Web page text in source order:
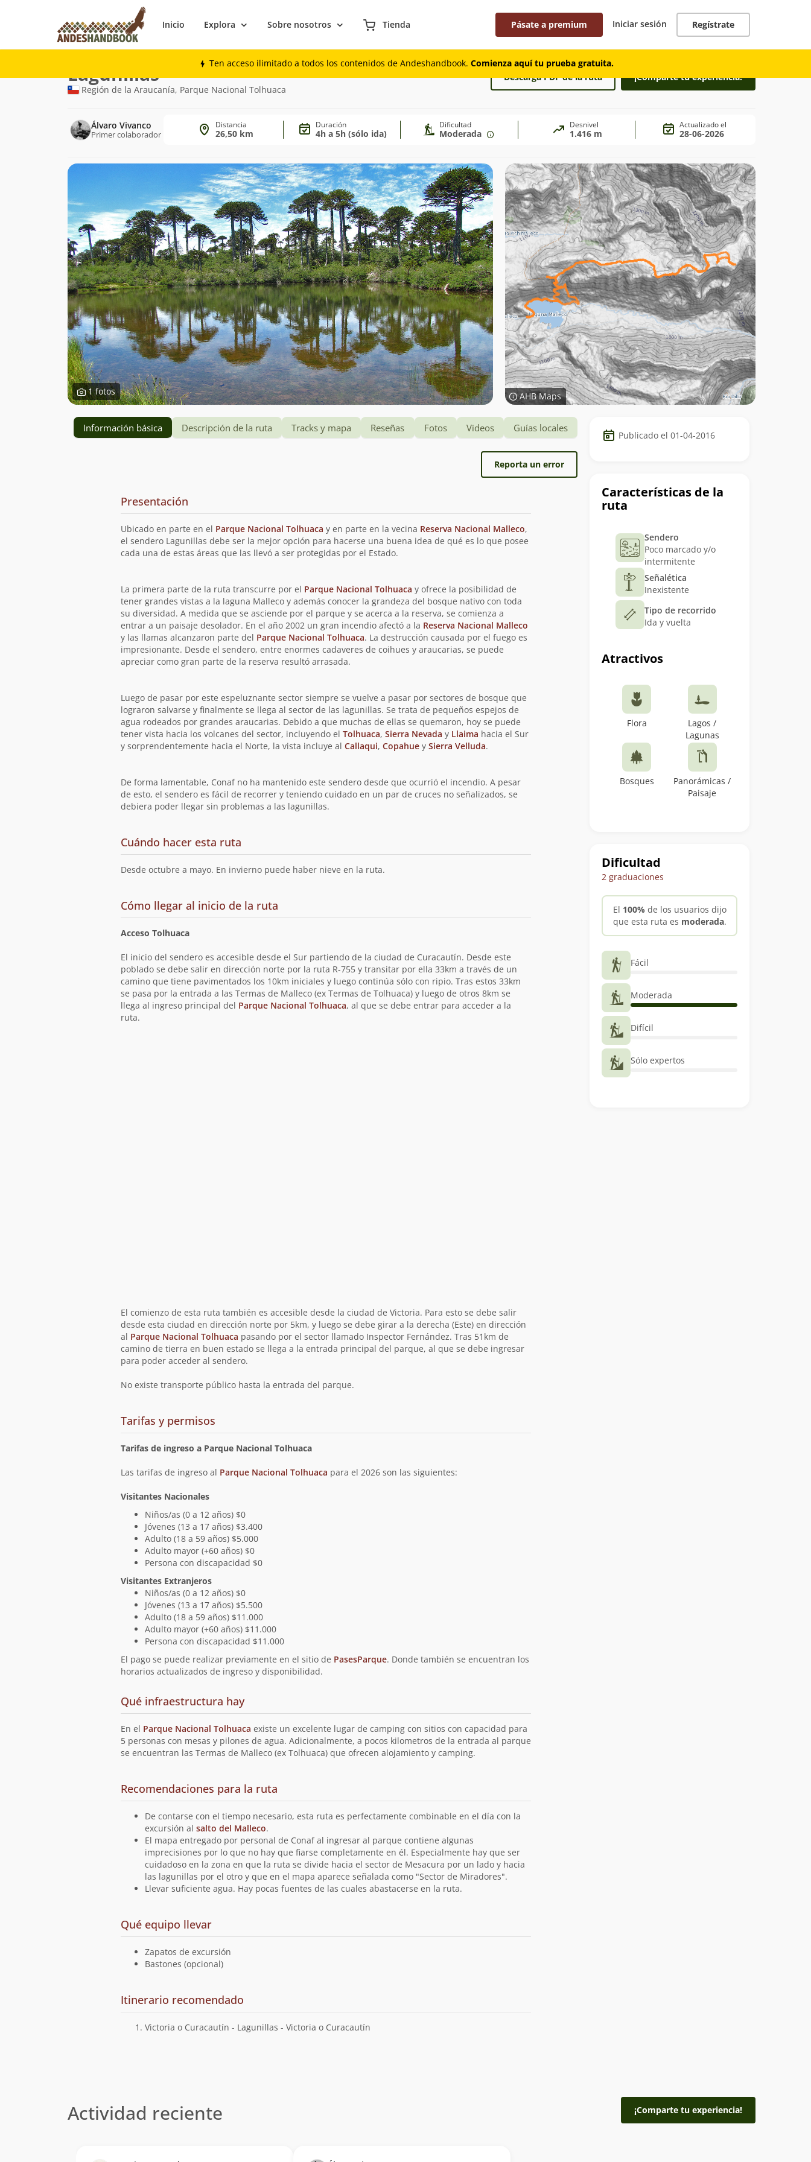
Inicio Explora Sobre nosotros Tienda Pásate a premium Iniciar sesión Regístrate
Ten acceso ilimitado a todos los contenidos de Andeshandbook. Comienza aquí tu prueba gratuita.
Trekking
Ruta
de
Lagunillas
Región de la Araucanía, Parque Nacional Tolhuaca
Descarga PDF de la ruta ¡Comparte tu experiencia!
Álvaro Vivanco
Primer colaborador
Distancia
26,50 km
Duración
4h a 5h (sólo ida)
Dificultad
Moderada
Desnivel
1.416 m
Actualizado el
28-06-2026
1 fotos AHB Maps
Datos
del Publicado el 01-04-2016
Características de la
ruta
Sendero
Poco marcado y/o
intermitente
Señalética
Inexistente
Tipo de recorrido
Ida y vuelta
Atractivos
Flora
Lagos /
Lagunas
Bosques
Panorámicas /
Paisaje
Dificultad
2 graduaciones
El 100% de los usuarios dijo
que esta ruta es moderada.
Fácil
Moderada
Difícil
Sólo expertos
Información básica Descripción de la ruta Tracks y mapa Reseñas Fotos Videos Guías locales
planificación
Reporta un error
Presentación
Ubicado en parte en el Parque Nacional Tolhuaca y en parte en la vecina Reserva Nacional Malleco,
el sendero Lagunillas debe ser la mejor opción para hacerse una buena idea de qué es lo que posee
cada una de estas áreas que las llevó a ser protegidas por el Estado.
La primera parte de la ruta transcurre por el Parque Nacional Tolhuaca y ofrece la posibilidad de
tener grandes vistas a la laguna Malleco y además conocer la grandeza del bosque nativo con toda
su diversidad. A medida que se asciende por el parque y se acerca a la reserva, se comienza a
entrar a un paisaje desolador. En el año 2002 un gran incendio afectó a la Reserva Nacional Malleco
y las llamas alcanzaron parte del Parque Nacional Tolhuaca. La destrucción causada por el fuego es
impresionante. Desde el sendero, entre enormes cadaveres de coihues y araucarias, se puede
apreciar como gran parte de la reserva resultó arrasada.
Luego de pasar por este espeluznante sector siempre se vuelve a pasar por sectores de bosque que
lograron salvarse y finalmente se llega al sector de las lagunillas. Se trata de pequeños espejos de
agua rodeados por grandes araucarias. Debido a que muchas de ellas se quemaron, hoy se puede
tener vista hacia los volcanes del sector, incluyendo el Tolhuaca, Sierra Nevada y Llaima hacia el Sur
y sorprendentemente hacia el Norte, la vista incluye al Callaqui, Copahuey Sierra Velluda.
De forma lamentable, Conaf no ha mantenido este sendero desde que ocurrió el incendio. A pesar
de esto, el sendero es fácil de recorrer y teniendo cuidado en un par de cruces no señalizados, se
debiera poder llegar sin problemas a las lagunillas.
Cuándo hacer esta ruta
Desde octubre a mayo. En invierno puede haber nieve en la ruta.
Cómo llegar al inicio de la ruta
Acceso Tolhuaca
El inicio del sendero es accesible desde el Sur partiendo de la ciudad de Curacautín. Desde este
poblado se debe salir en dirección norte por la ruta R-755 y transitar por ella 33km a través de un
camino que tiene pavimentados los 10km iniciales y luego continúa sólo con ripio. Tras estos 33km
se pasa por la entrada a las Termas de Malleco (ex Termas de Tolhuaca) y luego de otros 8km se
llega al ingreso principal del Parque Nacional Tolhuaca, al que se debe entrar para acceder a la
ruta.
El comienzo de esta ruta también es accesible desde la ciudad de Victoria. Para esto se debe salir
desde esta ciudad en dirección norte por 5km, y luego se debe girar a la derecha (Este) en dirección
al Parque Nacional Tolhuaca pasando por el sector llamado Inspector Fernández. Tras 51km de
camino de tierra en buen estado se llega a la entrada principal del parque, al que se debe ingresar
para poder acceder al sendero.
No existe transporte público hasta la entrada del parque.
Tarifas y permisosde
acceso
Tarifas de ingreso a Parque Nacional Tolhuaca
Las tarifas de ingreso al Parque Nacional Tolhuaca para el 2026 son las siguientes:
Visitantes Nacionales
Niños/as (0 a 12 años) $0
Jóvenes (13 a 17 años) $3.400
Adulto (18 a 59 años) $5.000
Adulto mayor (+60 años) $0
Persona con discapacidad $0
Visitantes Extranjeros
Niños/as (0 a 12 años) $0
Jóvenes (13 a 17 años) $5.500
Adulto (18 a 59 años) $11.000
Adulto mayor (+60 años) $11.000
Persona con discapacidad $11.000
El pago se puede realizar previamente en el sitio de PasesParque. Donde también se encuentran los
horarios actualizados de ingreso y disponibilidad.
Qué infraestructura hayen
la
ruta
En el Parque Nacional Tolhuaca existe un excelente lugar de camping con sitios con capacidad para
5 personas con mesas y pilones de agua. Adicionalmente, a pocos kilometros de la entrada al parque
se encuentran las Termas de Malleco (ex Tolhuaca) que ofrecen alojamiento y camping.
Recomendaciones para la ruta
De contarse con el tiempo necesario, esta ruta es perfectamente combinable en el día con la
excursión al salto del Malleco.
El mapa entregado por personal de Conaf al ingresar al parque contiene algunas
imprecisiones por lo que no hay que fiarse completamente en él. Especialmente hay que ser
cuidadoso en la zona en que la ruta se divide hacia el sector de Mesacura por un lado y hacia
las lagunillas por el otro y que en el mapa aparece señalada como "Sector de Miradores".
Llevar suficiente agua. Hay pocas fuentes de las cuales abastacerse en la ruta.
Qué equipo llevara
la
ruta
Zapatos de excursión
Bastones (opcional)
Cuál
es
Itinerario recomendado
Victoria o Curacautín - Lagunillas - Victoria o Curacautín
Actividad reciente ¡Comparte tu experiencia!